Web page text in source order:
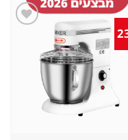
במועדפים